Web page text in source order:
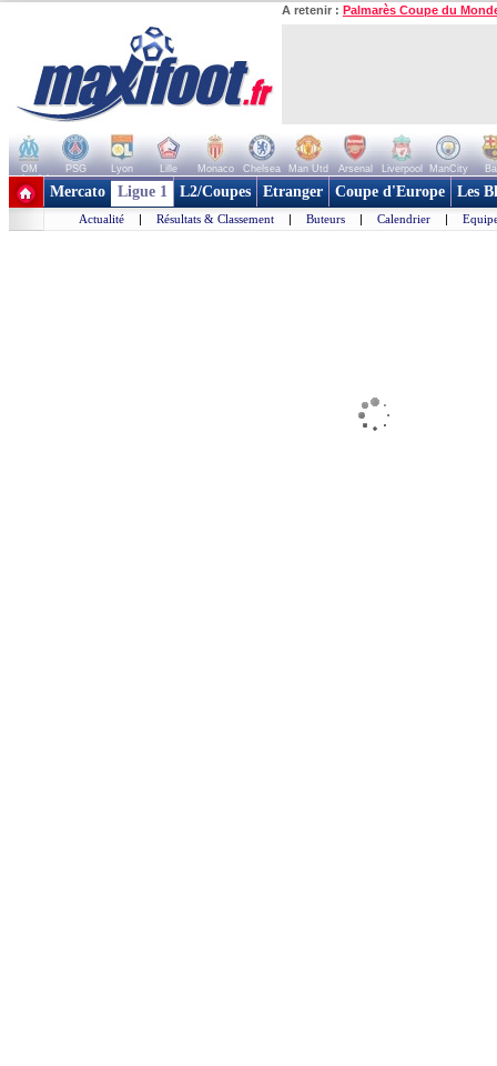
A retenir : Palmarès Coupe du
OM PSG Lyon Lille Monaco Chelsea Man Utd Arsenal Liverpool ManCity
+ de clubs
Mercato Ligue 1 L2/Coupes Etranger Coupe d'Europe Les
Actualité | Résultats & Classement | Buteurs | Calendrier |